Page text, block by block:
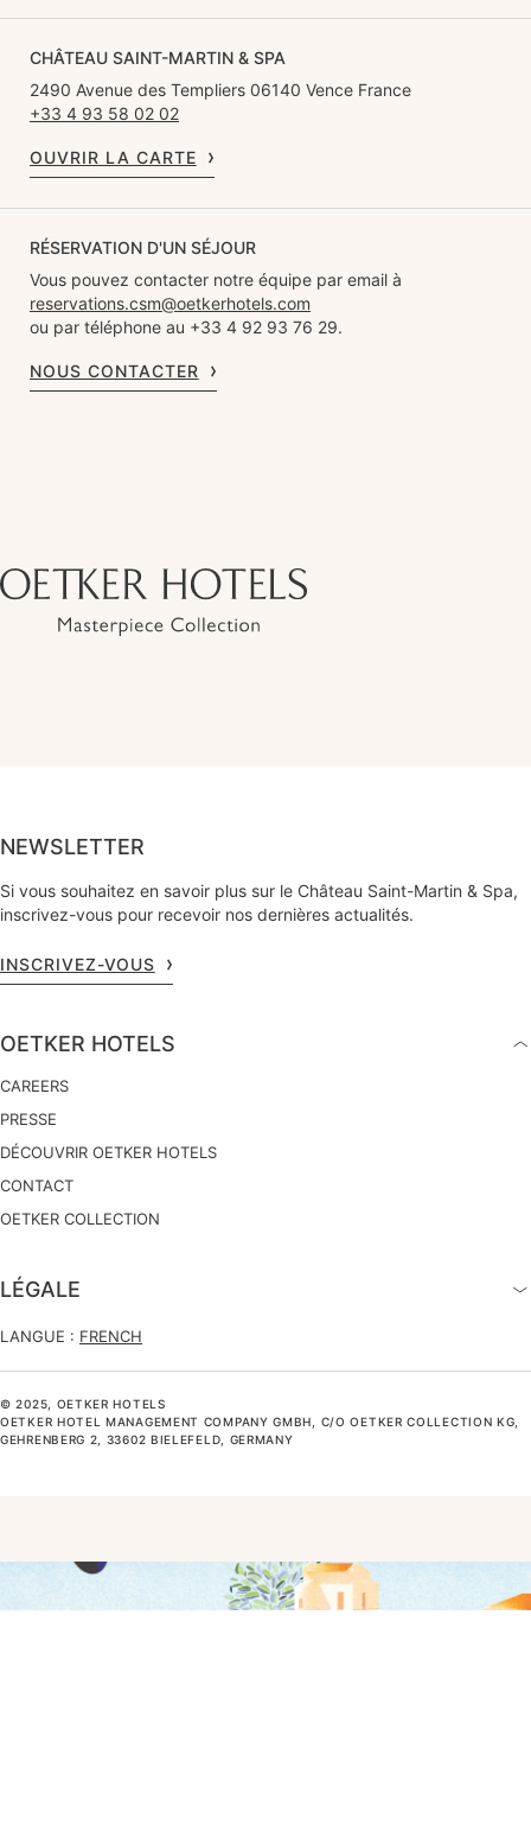
CHÂTEAU SAINT-MARTIN & SPA
2490 Avenue des Templiers 06140 Vence France
+33 4 93 58 02 02
OUVRIR LA CARTE
RÉSERVATION D'UN SÉJOUR
Vous pouvez contacter notre équipe par email à
reservations.csm@oetkerhotels.com
ou par téléphone au +33 4 92 93 76 29.
NOUS CONTACTER
NEWSLETTER
Si vous souhaitez en savoir plus sur le Château Saint-Martin & Spa,
inscrivez-vous pour recevoir nos dernières actualités.
INSCRIVEZ-VOUS
OETKER HOTELS
CAREERS
PRESSE
DÉCOUVRIR OETKER HOTELS
CONTACT
OETKER COLLECTION
LÉGALE
LANGUE : FRENCH
© 2025, OETKER HOTELS
OETKER HOTEL MANAGEMENT COMPANY GMBH, C/O OETKER COLLECTION KG,
GEHRENBERG 2, 33602 BIELEFELD, GERMANY